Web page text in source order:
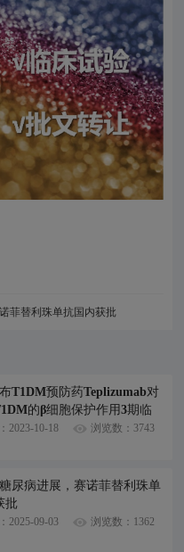
菲替利珠单抗国内获批
T1DM预防药Teplizumab对
的β细胞保护作用3期临
2023-10-18 浏览数：3743
尿病进展，赛诺菲替利珠单
批
2025-09-03 浏览数：1362